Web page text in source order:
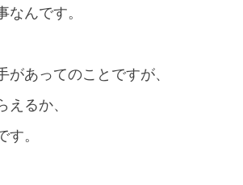
んです。
があってのことですが、
るか、
。